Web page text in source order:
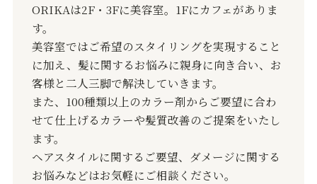
ORIKAは2F・3Fに美容室。1Fにカフェがありま
す。
美容室ではご希望のスタイリングを実現すること
に加え、髪に関するお悩みに親身に向き合い、お
客様と二人三脚で解決していきます。
また、100種類以上のカラー剤からご要望に合わ
せて仕上げるカラーや髪質改善のご提案をいたし
ます。
ヘアスタイルに関するご要望、ダメージに関する
お悩みなどはお気軽にご相談ください。